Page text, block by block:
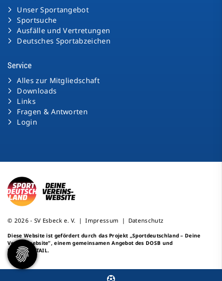
Unser Sportangebot
Sportsuche
Ausfälle und Vertretungen
Deutsches Sportabzeichen
Service
Alles zur Mitgliedschaft
Downloads
Links
Fragen & Antworten
Login
© 2026 - SV Esbeck e. V. |Impressum | Datenschutz
Diese Website ist gefördert durch das Projekt „Sportdeutschland – Deine
Vereinswebsite”, einem gemeinsamen Angebot des DOSB und
NETZCOCKTAIL.